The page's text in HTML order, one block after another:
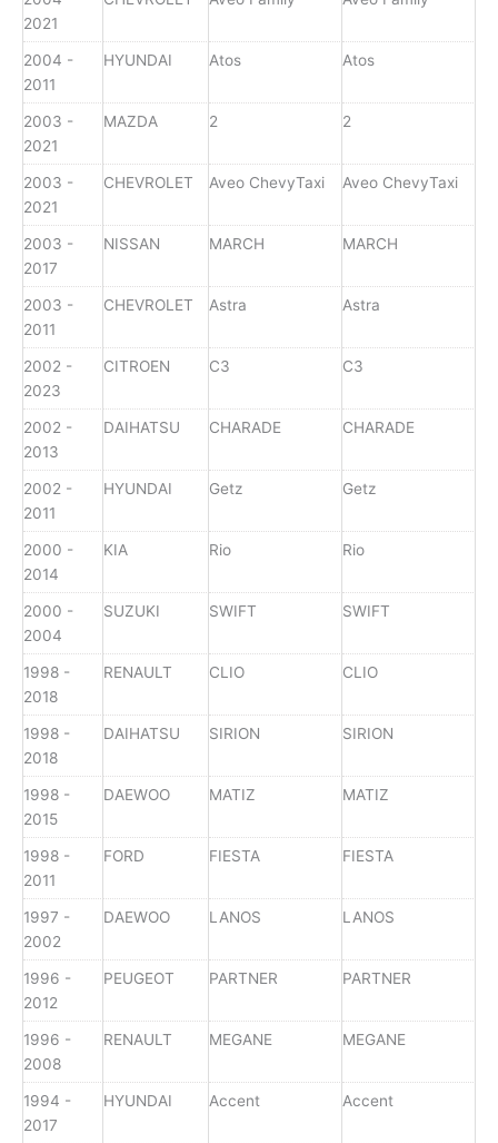
2021
2004 -
2011
HYUNDAI Atos Atos
2003 -
2021
MAZDA 2 2
2003 -
2021
CHEVROLET Aveo ChevyTaxi Aveo ChevyTaxi
2003 -
2017
NISSAN MARCH MARCH
2003 -
2011
CHEVROLET Astra Astra
2002 -
2023
CITROEN C3 C3
2002 -
2013
DAIHATSU CHARADE CHARADE
2002 -
2011
HYUNDAI Getz Getz
2000 -
2014
KIA Rio Rio
2000 -
2004
SUZUKI SWIFT SWIFT
1998 -
2018
RENAULT CLIO CLIO
1998 -
2018
DAIHATSU SIRION SIRION
1998 -
2015
DAEWOO MATIZ MATIZ
1998 -
2011
FORD FIESTA FIESTA
1997 -
2002
DAEWOO LANOS LANOS
1996 -
2012
PEUGEOT PARTNER PARTNER
1996 -
2008
RENAULT MEGANE MEGANE
1994 -
2017
HYUNDAI Accent Accent